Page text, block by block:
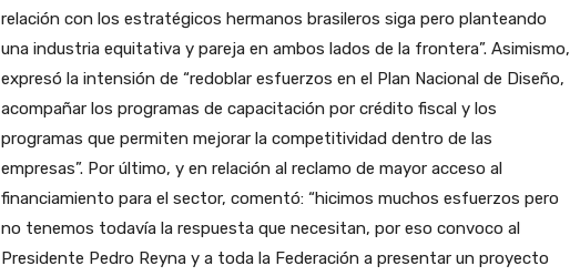
relación con los estratégicos hermanos brasileros siga pero planteando
una industria equitativa y pareja en ambos lados de la frontera”. Asimismo,
expresó la intensión de “redoblar esfuerzos en el Plan Nacional de Diseño,
acompañar los programas de capacitación por crédito fiscal y los
programas que permiten mejorar la competitividad dentro de las
empresas”. Por último, y en relación al reclamo de mayor acceso al
financiamiento para el sector, comentó: “hicimos muchos esfuerzos pero
no tenemos todavía la respuesta que necesitan, por eso convoco al
Presidente Pedro Reyna y a toda la Federación a presentar un proyecto